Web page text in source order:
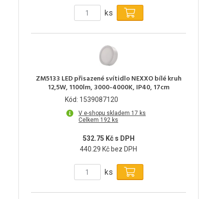
ks
ZM5133 LED přisazené svítidlo NEXXO bílé kruh
12,5W, 1100lm, 3000-4000K, IP40, 17cm
Kód: 1539087120
V e-shopu skladem 17 ks
Celkem 192 ks
532.75 Kč s DPH
440.29 Kč bez DPH
ks